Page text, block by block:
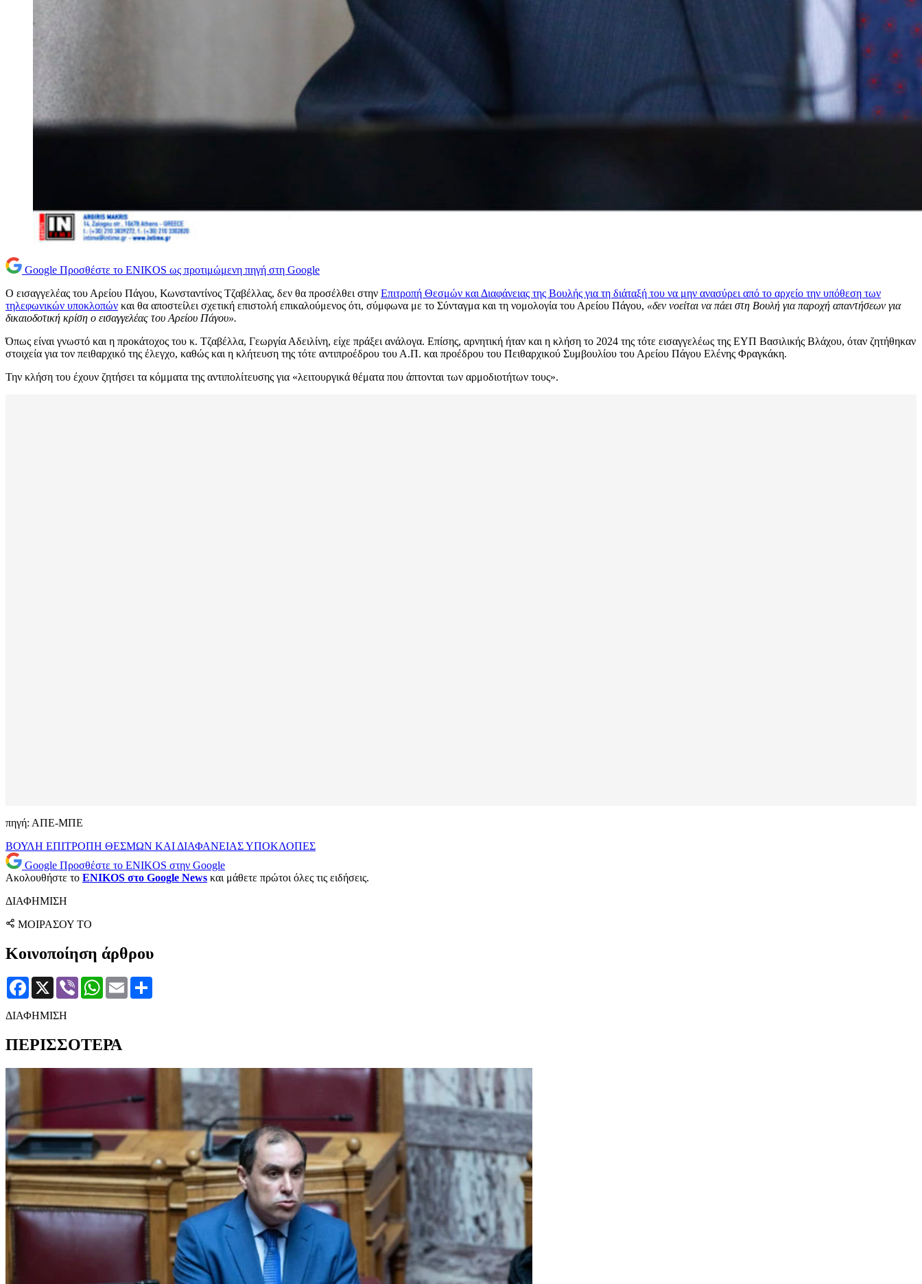
Google Προσθέστε το ENIKOS ως προτιμώμενη πηγή στη Google
Ο εισαγγελέας του Αρείου Πάγου, Κωνσταντίνος Τζαβέλλας, δεν θα προσέλθει στην Επιτροπή Θεσμών και Διαφάνειας της Βουλής για τη διάταξή του να μην ανασύρει από το αρχείο την υπόθεση των
τηλεφωνικών υποκλοπών και θα αποστείλει σχετική επιστολή επικαλούμενος ότι, σύμφωνα με το Σύνταγμα και τη νομολογία του Αρείου Πάγου, «δεν νοείται να πάει στη Βουλή για παροχή απαντήσεων για
δικαιοδοτική κρίση ο εισαγγελέας του Αρείου Πάγου».
Όπως είναι γνωστό και η προκάτοχος του κ. Τζαβέλλα, Γεωργία Αδειλίνη, είχε πράξει ανάλογα. Επίσης, αρνητική ήταν και η κλήση το 2024 της τότε εισαγγελέως της ΕΥΠ Βασιλικής Βλάχου, όταν ζητήθηκαν
στοιχεία για τον πειθαρχικό της έλεγχο, καθώς και η κλήτευση της τότε αντιπροέδρου του Α.Π. και προέδρου του Πειθαρχικού Συμβουλίου του Αρείου Πάγου Ελένης Φραγκάκη.
Την κλήση του έχουν ζητήσει τα κόμματα της αντιπολίτευσης για «λειτουργικά θέματα που άπτονται των αρμοδιοτήτων τους».
πηγή: ΑΠΕ-ΜΠΕ
ΒΟΥΛΗ ΕΠΙΤΡΟΠΗ ΘΕΣΜΩΝ ΚΑΙ ΔΙΑΦΑΝΕΙΑΣΥΠΟΚΛΟΠΕΣ
Google Προσθέστε το ENIKOS στην Google
Ακολουθήστε το ENIKOS στο Google News και μάθετε πρώτοι όλες τις ειδήσεις.
ΔΙΑΦΗΜΙΣΗ
ΜΟΙΡΑΣΟΥ ΤΟ
Κοινοποίηση άρθρου
Facebook
X Viber WhatsApp
Email
ΔΙΑΦΗΜΙΣΗ
ΠΕΡΙΣΣΟΤΕΡΑ